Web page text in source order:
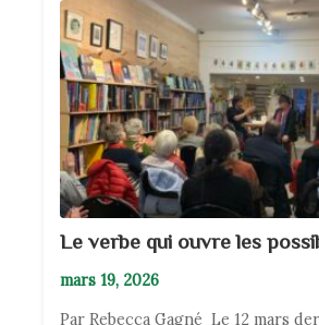
Le verbe qui ouvre les
mars 19, 2026
Par Rebecca Gagné Le 12 mars